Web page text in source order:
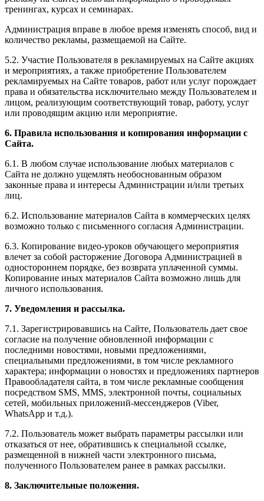
тренингах, курсах и семинарах.
Администрация вправе в любое время изменять способ, вид и
количество рекламы, размещаемой на Сайте.
5.2. Участие Пользователя в рекламируемых на Сайте акциях
и мероприятиях, а также приобретение Пользователем
рекламируемых на Сайте товаров, работ или услуг порождает
права и обязательства исключительно между Пользователем и
лицом, реализующим соответствующий товар, работу, услуг
или проводящим акцию или мероприятие.
6. Правила использования и копирования информации с
Сайта.
6.1. В любом случае использование любых материалов с
Сайта не должно ущемлять необоснованным образом
законные права и интересы Администрации и/или третьих
лиц.
6.2. Использование материалов Сайта в коммерческих целях
возможно только с письменного согласия Администрации.
6.3. Копирование видео-уроков обучающего мероприятия
влечет за собой расторжение Договора Администрацией в
одностороннем порядке, без возврата уплаченной суммы.
Копирование иных материалов Сайта возможно лишь для
личного использования.
7. Уведомления и рассылка.
7.1. Зарегистрировавшись на Сайте, Пользователь дает свое
согласие на получение обновленной информации с
последними новостями, новыми предложениями,
специальными предложениями, в том числе рекламного
характера; информации о новостях и предложениях партнеров
Правообладателя сайта, в том числе рекламные сообщения
посредством SMS, MMS, электронной почты, социальных
сетей, мобильных приложений-мессенджеров (Viber,
WhatsApp и т.д.).
7.2. Пользователь может выбрать параметры рассылки или
отказаться от нее, обратившись к специальной ссылке,
размещенной в нижней части электронного письма,
полученного Пользователем ранее в рамках рассылки.
8. Заключительные положения.